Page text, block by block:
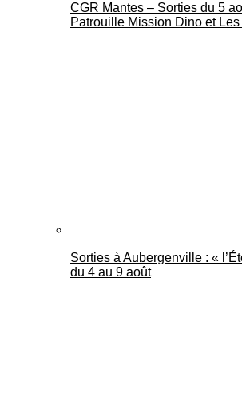
CGR Mantes – Sorties du 5
Patrouille Mission Dino et
Sorties à Aubergenville : «
du 4 au 9 août